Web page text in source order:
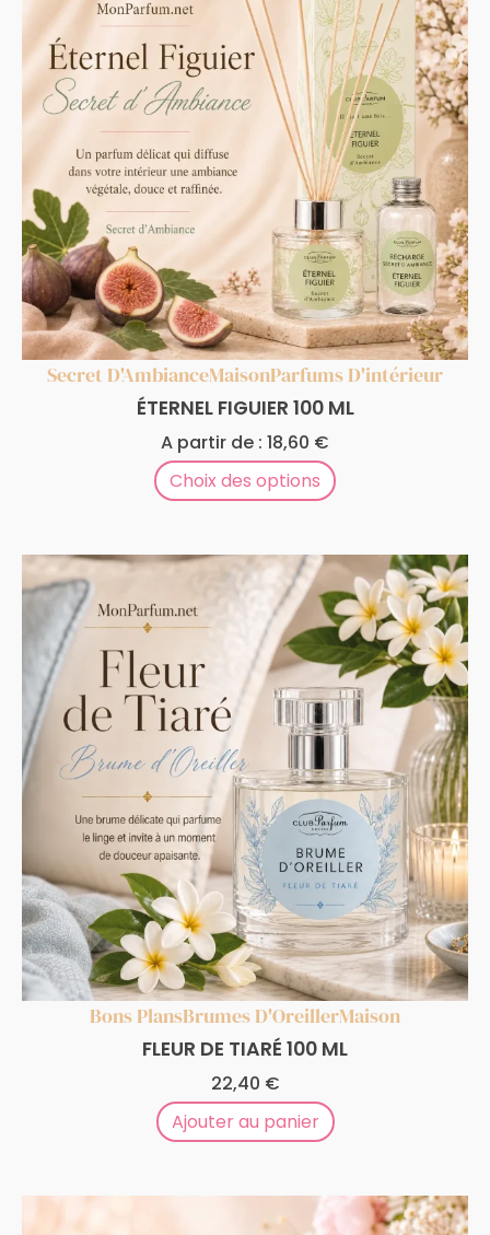
Secret D'AmbianceMaisonParfums D'intérieur
ÉTERNEL FIGUIER 100 ML
A partir de : 18,60 €
Choix des options
Bons PlansBrumes D'OreillerMaison
FLEUR DE TIARÉ 100 ML
22,40 €
Ajouter au panier